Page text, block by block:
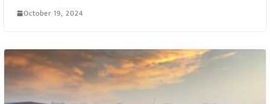
October 19, 2024